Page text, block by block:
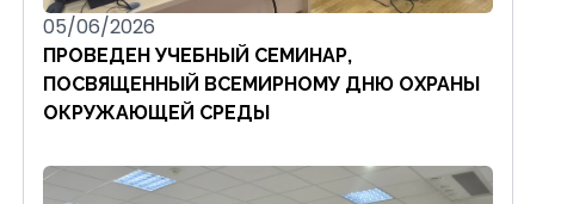
05/06/2026
ПРОВЕДЕН УЧЕБНЫЙ СЕМИНАР,
ПОСВЯЩЕННЫЙ ВСЕМИРНОМУ ДНЮ ОХРАНЫ
ОКРУЖАЮЩЕЙ СРЕДЫ